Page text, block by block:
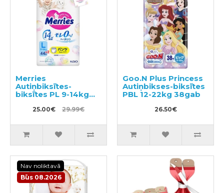
Merries
Autiņbiksītes-
biksītes PL 9-14kg
25.00€ 29.99€
Goo.N Plus Princess
Autiņbikses-biksītes
PBL 12-22kg 38gab
26.50€
Nav noliktavā
Būs 08.2026